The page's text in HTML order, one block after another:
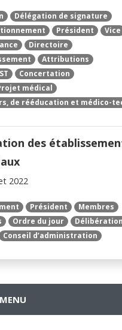
Délégation de signature
Président
Vice
Directoire
Attributions
Concertation
médical
de rééducation et médico-
des
2022
Président
Membres
Ordre du jour
Conseil d’administration
MENU